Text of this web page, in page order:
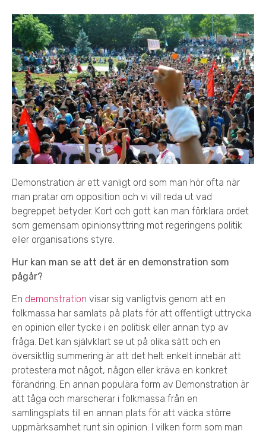
Demonstration är ett vanligt ord som man hör ofta när
man pratar om opposition och vi vill reda ut vad
begreppet betyder. Kort och gott kan man förklara ordet
som gemensam opinionsyttring mot regeringens politik
eller organisations styre.
Hur kan man se att det är en demonstration som
pågår?
En demonstration visar sig vanligtvis genom att en
folkmassa har samlats på plats för att offentligt uttrycka
en opinion eller tycke i en politisk eller annan typ av
fråga. Det kan självklart se ut på olika sätt och en
översiktlig summering är att det helt enkelt innebär att
protestera mot något, någon eller kräva en konkret
förändring. En annan populära form av Demonstration är
att tåga och marscherar i folkmassa från en
samlingsplats till en annan plats för att väcka större
uppmärksamhet runt sin opinion. I vilken form som man